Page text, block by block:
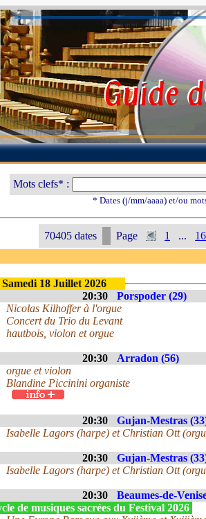
Mots clefs* :
* Dates (j/mm/aaaa) et/ou
70405 dates Page 1 ... 16
Samedi 18 Juillet 2026
20:30
Porspoder (29)
Nicolas Kilhoffer à l'orgue
Concert du Trio du Levant
hautbois, violon et orgue
20:30 Arradon (56)
orgue et violon
Blandine Piccinini organiste
20:30 Gujan-Mestras
Isabelle Lagors (harpe) et Christian Ott
20:30 Gujan-Mestras
Isabelle Lagors (harpe) et Christian Ott
20:30 Beaumes-de-
de musiques sacrées du Festival 2026